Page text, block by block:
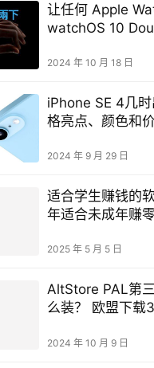
让任何 Apple
watchOS 10
2024 年 10 月 18 日
iPhone SE 4几
格亮点、颜色和
2024 年 9 月 29 日
适合学生赚钱的
年适合未成年赚
2025 年 5 月 5 日
AltStore PAL第
么装？ 欧盟下载
2024 年 10 月 9 日